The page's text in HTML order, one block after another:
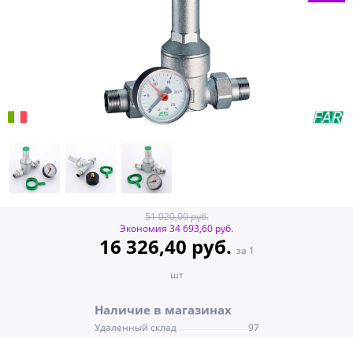
51 020,00 руб.
Экономия 34 693,60 руб.
16 326,40 руб. за 1
шт
Наличие в магазинах
Удаленный склад
97